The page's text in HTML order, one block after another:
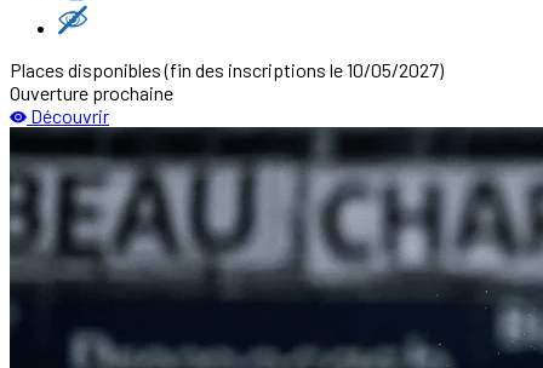
Places disponibles(fin des inscriptions le 10/05/2027)
Ouverture prochaine
Découvrir